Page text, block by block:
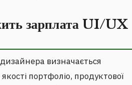
зарплата UI/UX
визначається
портфоліо, продуктової